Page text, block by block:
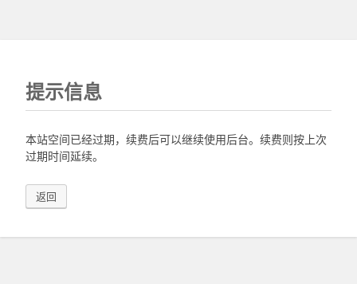
提示信息
本站空间已经过期，续费后可以继续使用后台。续费则按上次
过期时间延续。
返回